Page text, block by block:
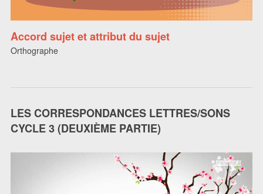
Accord sujet et attribut du sujet
Orthographe
LES CORRESPONDANCES LETTRES/SONS
CYCLE 3 (DEUXIÈME PARTIE)